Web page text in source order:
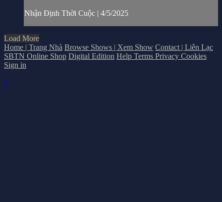
Nhận Định Thời Cuộc | 4/5/2025
Load More
Home | Trang Nhà Browse Shows | Xem Show Contact | Liên Lạc
SBTN Online Shop Digital Edition Help Terms Privacy Cookies
Sign in
×